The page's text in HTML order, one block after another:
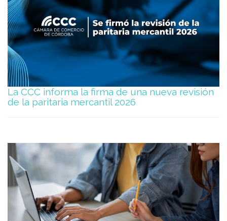
La CCC informa la firma de una nueva revisión
de la paritaria mercantil 2026